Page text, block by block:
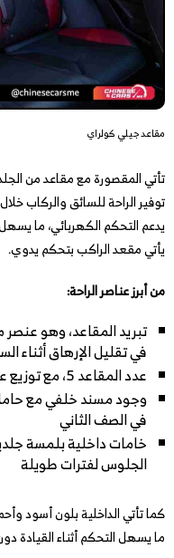
مقاعد جيلي كولراي
تأتي المقصورة مع مقاعد من
توفير الراحة للسائق والركاب
يدعم التحكم الكهربائي، ما
يأتي مقعد الراكب بتحكم يدوي.
من أبرز عناصر الراحة:
تبريد المقاعد، وهو
في تقليل الإرهاق أثناء
عدد المقاعد 5، مع توزيع عملي داخل المقصورة
وجود مسند خلفي مع
في الصف الثاني
خامات داخلية بلمسة
الجلوس لفترات طويلة
كما تأتي الداخلية بلون أسود
ما يسهل التحكم أثناء القيادة